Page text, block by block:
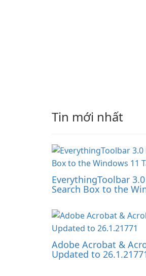
Tin mới nhất
EverythingToolbar
Search Box to the
Adobe Acrobat &
Updated to